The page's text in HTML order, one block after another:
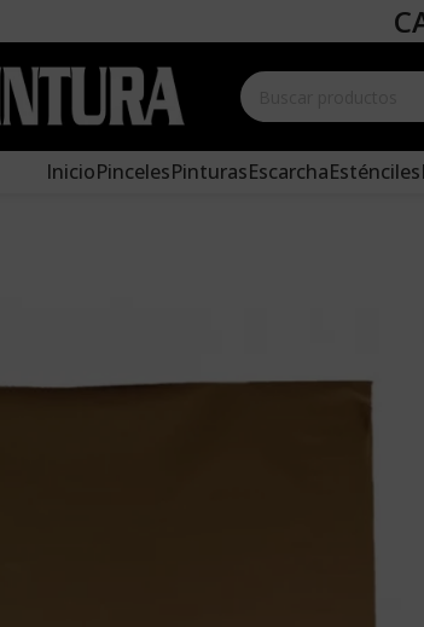
InicioPincelesPinturasEscarchaEsténciles